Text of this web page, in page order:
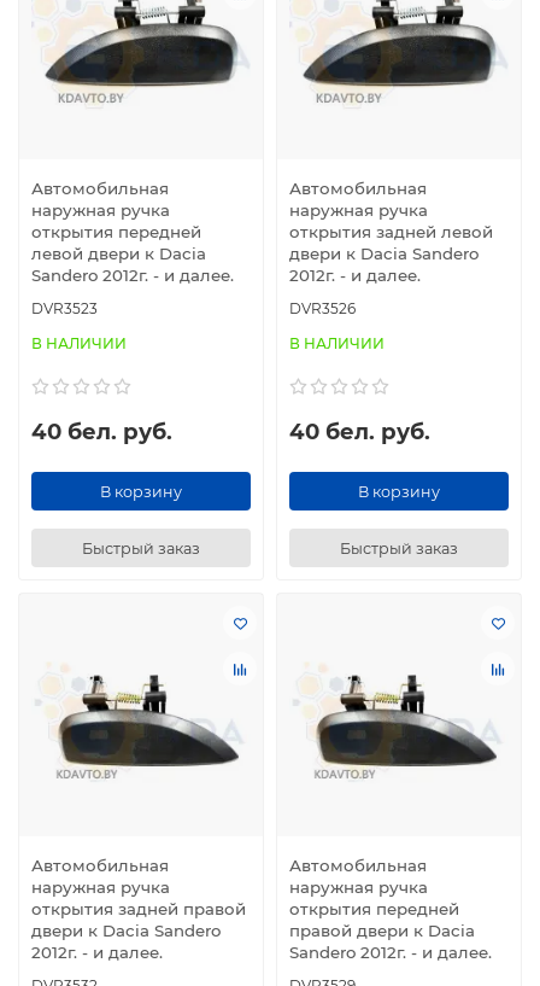
Автомобильная
наружная ручка
открытия передней
левой двери к Dacia
Sandero 2012г. - и далее.
DVR3523
В НАЛИЧИИ
40 бел. руб.
В корзину
Быстрый заказ
Автомобильная
наружная ручка
открытия задней левой
двери к Dacia Sandero
2012г. - и далее.
DVR3526
В НАЛИЧИИ
40 бел. руб.
В корзину
Быстрый заказ
Автомобильная
наружная ручка
открытия задней правой
двери к Dacia Sandero
2012г. - и далее.
Автомобильная
наружная ручка
открытия передней
правой двери к Dacia
Sandero 2012г. - и далее.